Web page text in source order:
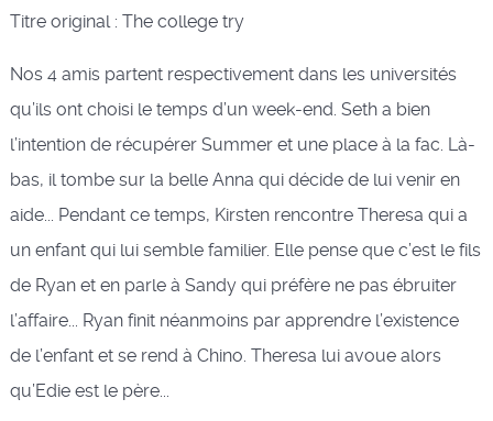
Titre original : The college try
Nos 4 amis partent respectivement dans les universités
qu’ils ont choisi le temps d’un week-end. Seth a bien
l’intention de récupérer Summer et une place à la fac. Là-
bas, il tombe sur la belle Anna qui décide de lui venir en
aide... Pendant ce temps, Kirsten rencontre Theresa qui a
un enfant qui lui semble familier. Elle pense que c’est le fils
de Ryan et en parle à Sandy qui préfère ne pas ébruiter
l’affaire... Ryan finit néanmoins par apprendre l’existence
de l’enfant et se rend à Chino. Theresa lui avoue alors
qu’Edie est le père...